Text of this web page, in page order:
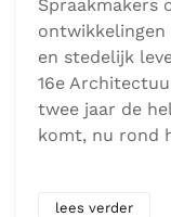
Spraakmakers
en stedelijk
16e
twee jaar de
komt, nu rond
lees verder